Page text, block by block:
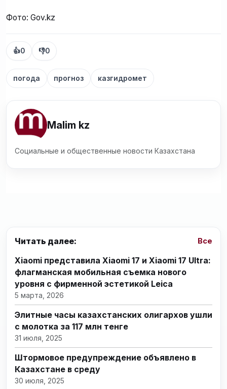
Фото: Gov.kz
👍0 👎0
погода прогноз казгидромет
Malim kz
Социальные и общественные новости Казахстана
Читать далее: Все
Xiaomi представила Xiaomi 17 и Xiaomi 17 Ultra:
флагманская мобильная съемка нового
уровня с фирменной эстетикой Leica
5 марта, 2026
Элитные часы казахстанских олигархов ушли
с молотка за 117 млн тенге
31 июля, 2025
Штормовое предупреждение объявлено в
Казахстане в среду
30 июля, 2025